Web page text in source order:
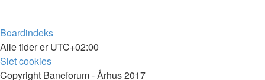
Boardindeks
Alle tider erUTC+02:00
Slet cookies
Copyright Baneforum - Århus 2017